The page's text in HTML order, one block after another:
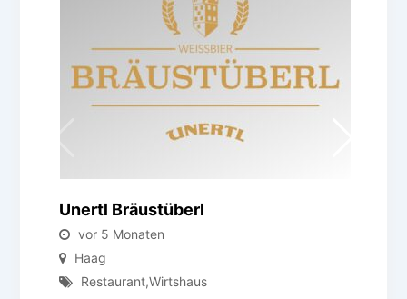
Unertl Bräustüberl
vor 5 Monaten
Haag
Restaurant,Wirtshaus